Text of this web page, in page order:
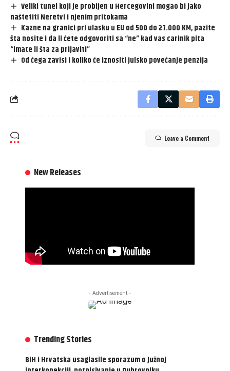
Veliki tunel koji je probijen u Hercegovini mogao bi jako
naštetiti Neretvi i njenim pritokama
Kazne na granici pri ulasku u EU od 500 do 27.000 KM, pazite
šta nosite i da li ćete odgovoriti sa “ne” kad vas carinik pita
“imate li šta za prijaviti”
Od čega zavisi i koliko će iznositi julsko povećanje penzija
Leave a Comment
New Releases
- Advertisement -
Trending Stories
BiH i Hrvatska usaglasile sporazum o Južnoj